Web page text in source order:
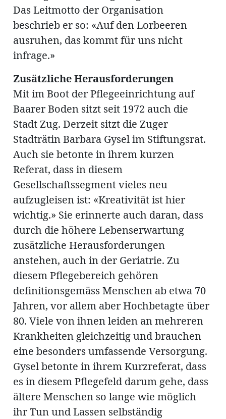
Das Leitmotto der Organisation
beschrieb er so: «Auf den Lorbeeren
ausruhen, das kommt für uns nicht
infrage.»
Zusätzliche Herausforderungen
Mit im Boot der Pflegeeinrichtung auf
Baarer Boden sitzt seit 1972 auch die
Stadt Zug. Derzeit sitzt die Zuger
Stadträtin Barbara Gysel im Stiftungsrat.
Auch sie betonte in ihrem kurzen
Referat, dass in diesem
Gesellschaftssegment vieles neu
aufzugleisen ist: «Kreativität ist hier
wichtig.» Sie erinnerte auch daran, dass
durch die höhere Lebenserwartung
zusätzliche Herausforderungen
anstehen, auch in der Geriatrie. Zu
diesem Pflegebereich gehören
definitionsgemäss Menschen ab etwa 70
Jahren, vor allem aber Hochbetagte über
80. Viele von ihnen leiden an mehreren
Krankheiten gleichzeitig und brauchen
eine besonders umfassende Versorgung.
Gysel betonte in ihrem Kurzreferat, dass
es in diesem Pflegefeld darum gehe, dass
ältere Menschen so lange wie möglich
ihr Tun und Lassen selbständig